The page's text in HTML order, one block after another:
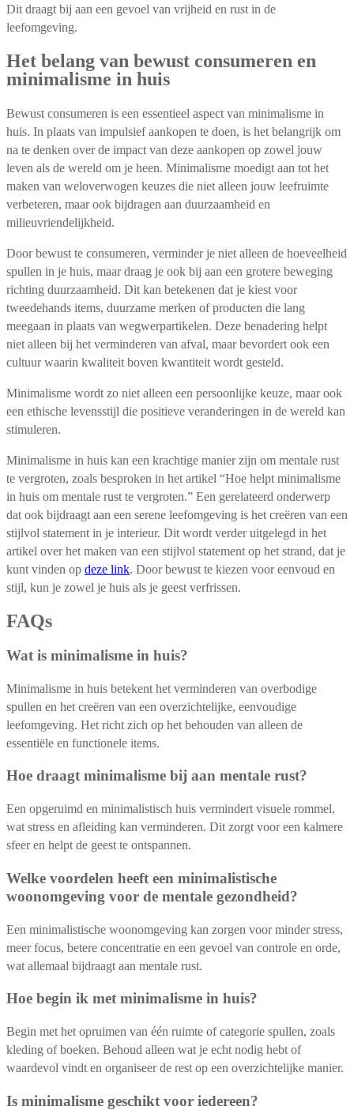
Dit draagt bij aan een gevoel van vrijheid en rust in de
leefomgeving.
Het belang van bewust consumeren en
minimalisme in huis
Bewust consumeren is een essentieel aspect van minimalisme in
huis. In plaats van impulsief aankopen te doen, is het belangrijk om
na te denken over de impact van deze aankopen op zowel jouw
leven als de wereld om je heen. Minimalisme moedigt aan tot het
maken van weloverwogen keuzes die niet alleen jouw leefruimte
verbeteren, maar ook bijdragen aan duurzaamheid en
milieuvriendelijkheid.
Door bewust te consumeren, verminder je niet alleen de hoeveelheid
spullen in je huis, maar draag je ook bij aan een grotere beweging
richting duurzaamheid. Dit kan betekenen dat je kiest voor
tweedehands items, duurzame merken of producten die lang
meegaan in plaats van wegwerpartikelen. Deze benadering helpt
niet alleen bij het verminderen van afval, maar bevordert ook een
cultuur waarin kwaliteit boven kwantiteit wordt gesteld.
Minimalisme wordt zo niet alleen een persoonlijke keuze, maar ook
een ethische levensstijl die positieve veranderingen in de wereld kan
stimuleren.
Minimalisme in huis kan een krachtige manier zijn om mentale rust
te vergroten, zoals besproken in het artikel “Hoe helpt minimalisme
in huis om mentale rust te vergroten.” Een gerelateerd onderwerp
dat ook bijdraagt aan een serene leefomgeving is het creëren van een
stijlvol statement in je interieur. Dit wordt verder uitgelegd in het
artikel over het maken van een stijlvol statement op het strand, dat je
kunt vinden op deze link. Door bewust te kiezen voor eenvoud en
stijl, kun je zowel je huis als je geest verfrissen.
FAQs
Wat is minimalisme in huis?
Minimalisme in huis betekent het verminderen van overbodige
spullen en het creëren van een overzichtelijke, eenvoudige
leefomgeving. Het richt zich op het behouden van alleen de
essentiële en functionele items.
Hoe draagt minimalisme bij aan mentale rust?
Een opgeruimd en minimalistisch huis vermindert visuele rommel,
wat stress en afleiding kan verminderen. Dit zorgt voor een kalmere
sfeer en helpt de geest te ontspannen.
Welke voordelen heeft een minimalistische
woonomgeving voor de mentale gezondheid?
Een minimalistische woonomgeving kan zorgen voor minder stress,
meer focus, betere concentratie en een gevoel van controle en orde,
wat allemaal bijdraagt aan mentale rust.
Hoe begin ik met minimalisme in huis?
Begin met het opruimen van één ruimte of categorie spullen, zoals
kleding of boeken. Behoud alleen wat je echt nodig hebt of
waardevol vindt en organiseer de rest op een overzichtelijke manier.
Is minimalisme geschikt voor iedereen?